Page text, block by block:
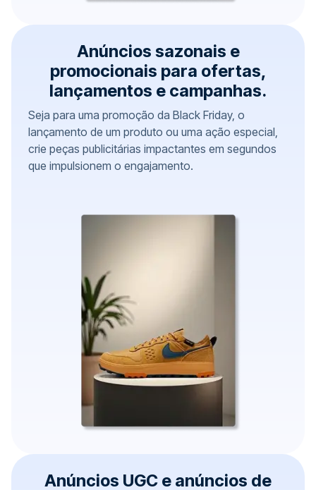
Anúncios sazonais e
promocionais para ofertas,
lançamentos e campanhas.
Seja para uma promoção da Black Friday, o
lançamento de um produto ou uma ação especial,
crie peças publicitárias impactantes em segundos
que impulsionem o engajamento.
Anúncios UGC e anúncios de